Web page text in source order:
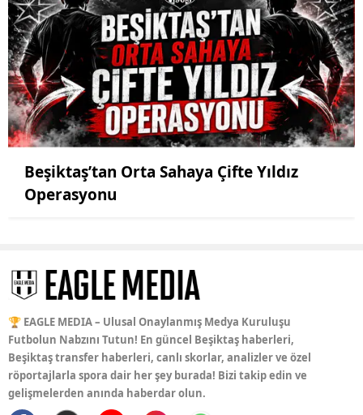
Beşiktaş’tan Orta Sahaya Çifte Yıldız
Operasyonu
🏆 EAGLE MEDIA – Ulusal Onaylanmış Medya Kuruluşu
Futbolun Nabzını Tutun! En güncel Beşiktaş haberleri,
Beşiktaş transfer haberleri, canlı skorlar, analizler ve özel
röportajlarla spora dair her şey burada! Bizi takip edin ve
gelişmelerden anında haberdar olun.